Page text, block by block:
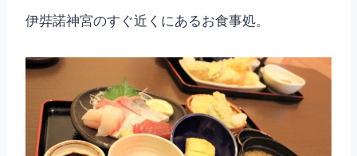
伊弉諾神宮のすぐ近くにあるお食事処。